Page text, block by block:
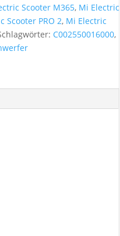
Scooter M365, Mi Electric
Scooter PRO 2, Mi Electric
C002550016000,